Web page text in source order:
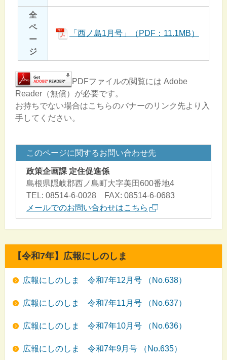
全
ペ
ー
ジ
「西ノ島1月号」（PDF：11.1MB）
PDFファイルの閲覧には Adobe
Reader（無償）が必要です。
お持ちでない場合はこちらのバナーのリンク先より入
手してください。
このページに関するお問い合わせ先
政策企画課 定住促進係
島根県隠岐郡西ノ島町大字美田600番地4
TEL: 08514-6-0028 FAX: 08514-6-0683
メールでのお問い合わせはこちら
【令和7年】広報にしのしま
広報にしのしま 令和7年12月号 （No.638）
広報にしのしま 令和7年11月号 （No.637）
広報にしのしま 令和7年10月号 （No.636）
広報にしのしま 令和7年9月号 （No.635）